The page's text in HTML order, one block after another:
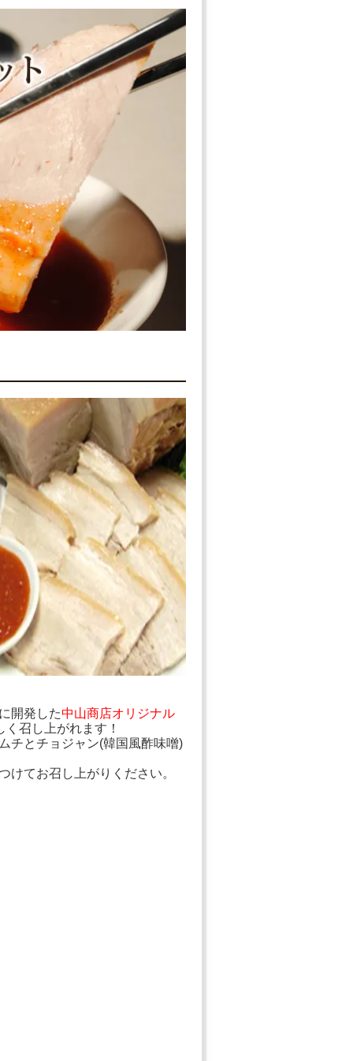
開発した中山商店オリジナル
召し上がれます！
チとチョジャン(韓国風酢味噌)
けてお召し上がりください。